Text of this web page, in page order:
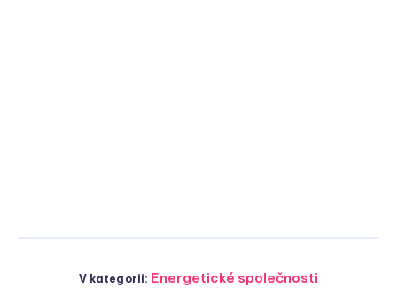
V kategorii: Energetické společnosti